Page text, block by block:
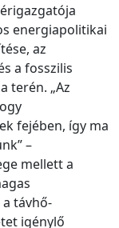
energiapolitikai
az
a fosszilis
terén. „Az
fejében, így ma
–
mellett a
távhő-
igénylő